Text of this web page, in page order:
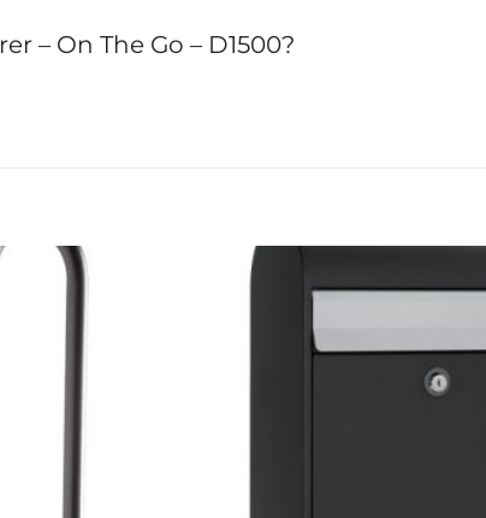
– On The Go – D1500?